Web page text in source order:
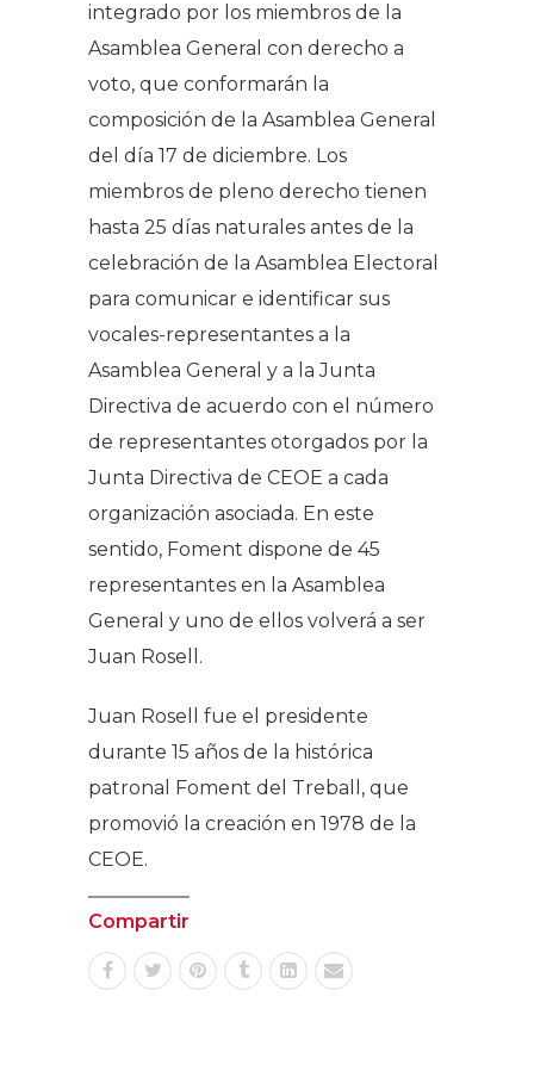
integrado por los miembros de la
Asamblea General con derecho a
voto, que conformarán la
composición de la Asamblea General
del día 17 de diciembre. Los
miembros de pleno derecho tienen
hasta 25 días naturales antes de la
celebración de la Asamblea Electoral
para comunicar e identificar sus
vocales-representantes a la
Asamblea General y a la Junta
Directiva de acuerdo con el número
de representantes otorgados por la
Junta Directiva de CEOE a cada
organización asociada. En este
sentido, Foment dispone de 45
representantes en la Asamblea
General y uno de ellos volverá a ser
Juan Rosell.
Juan Rosell fue el presidente
durante 15 años de la histórica
patronal Foment del Treball, que
promovió la creación en 1978 de la
CEOE.
Compartir